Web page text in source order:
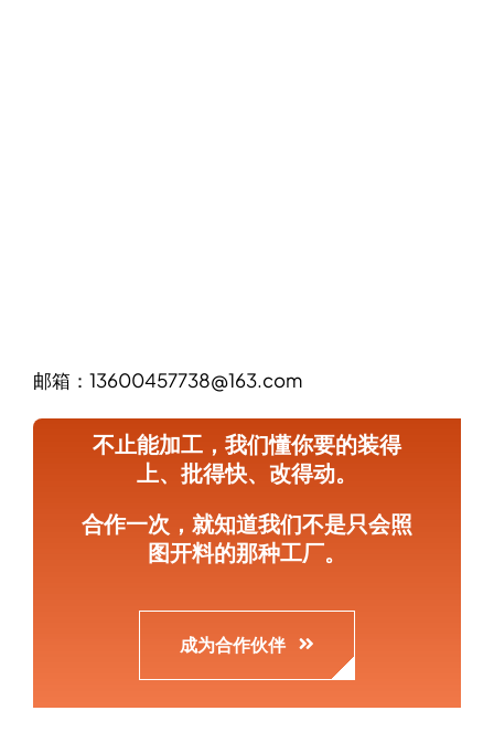
上、批得快、改得动。
合作一次，就知道我们不是只会照
图开料的那种工厂。
成为合作伙伴